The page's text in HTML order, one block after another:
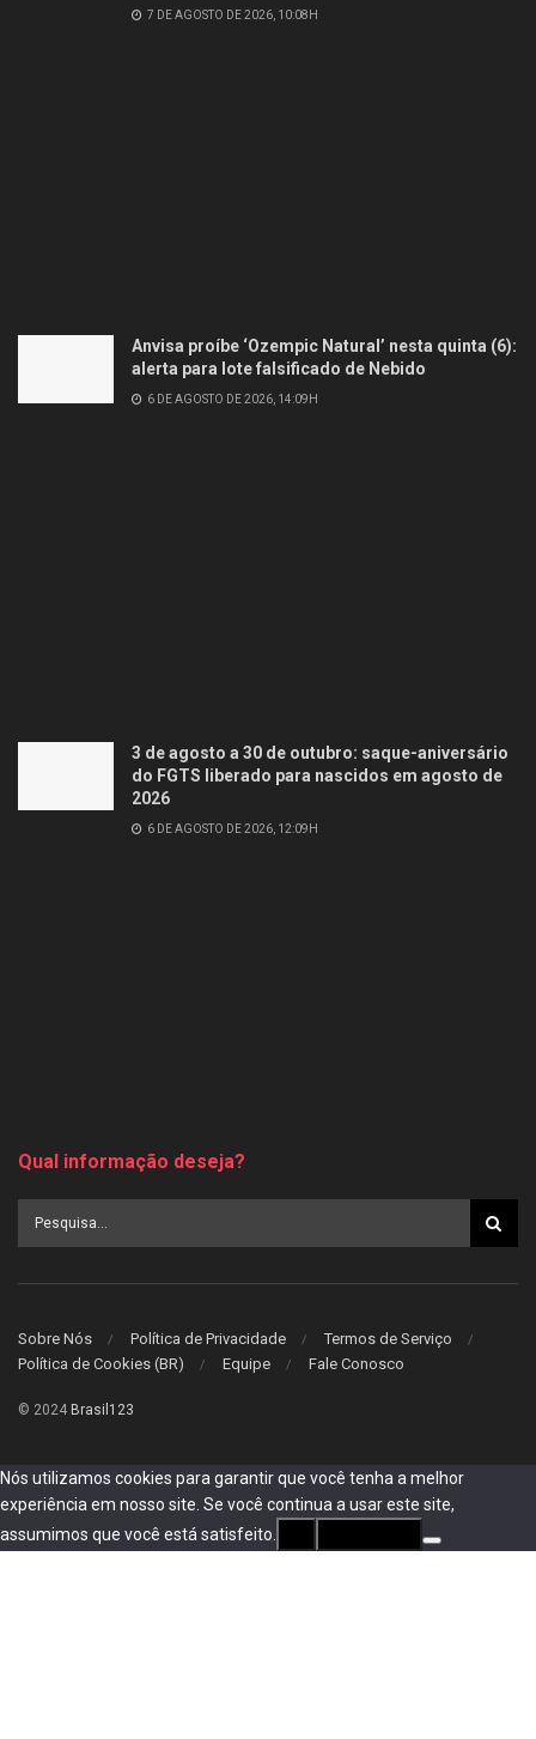
7 DE AGOSTO DE 2026, 10:08H
Anvisa proíbe ‘Ozempic Natural’ nesta quinta (6):
alerta para lote falsificado de Nebido
6 DE AGOSTO DE 2026, 14:09H
3 de agosto a 30 de outubro: saque-aniversário
do FGTS liberado para nascidos em agosto de
2026
6 DE AGOSTO DE 2026, 12:09H
Qual informação deseja?
Sobre Nós Política de Privacidade
Termos de Serviço
Política de Cookies (BR)
Equipe Fale Conosco
© 2024 Brasil123
Nós utilizamos cookies para garantir que você tenha a melhor
experiência em nosso site. Se você continua a usar este site,
assumimos que você está satisfeito.